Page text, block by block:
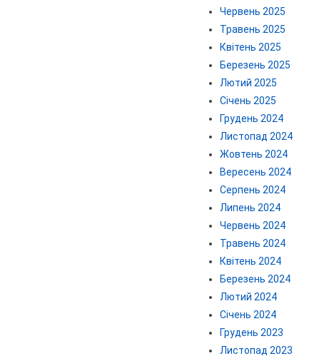
Червень 2025
Травень 2025
Квітень 2025
Березень 2025
Лютий 2025
Січень 2025
Грудень 2024
Листопад 2024
Жовтень 2024
Вересень 2024
Серпень 2024
Липень 2024
Червень 2024
Травень 2024
Квітень 2024
Березень 2024
Лютий 2024
Січень 2024
Грудень 2023
Листопад 2023